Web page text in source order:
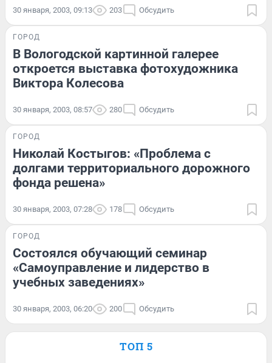
30 января, 2003, 09:13 203 Обсудить
ГОРОД
В Вологодской картинной галерее
откроется выставка фотохудожника
Виктора Колесова
30 января, 2003, 08:57 280 Обсудить
ГОРОД
Николай Костыгов: «Проблема с
долгами территориального дорожного
фонда решена»
30 января, 2003, 07:28 178 Обсудить
ГОРОД
Состоялся обучающий семинар
«Самоуправление и лидерство в
учебных заведениях»
30 января, 2003, 06:20 200 Обсудить
ТОП 5